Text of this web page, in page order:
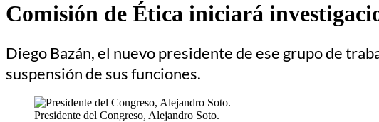
Comisión de Ética iniciará
Diego Bazán, el nuevo presidente de ese grupo de
suspensión de sus funciones.
Presidente del Congreso, Alejandro Soto.